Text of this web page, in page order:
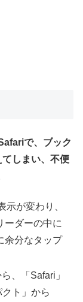
で、ブック
しまい、不便
示が変わり、
ーダーの中に
余分なタップ
、「Safari」
ト」から